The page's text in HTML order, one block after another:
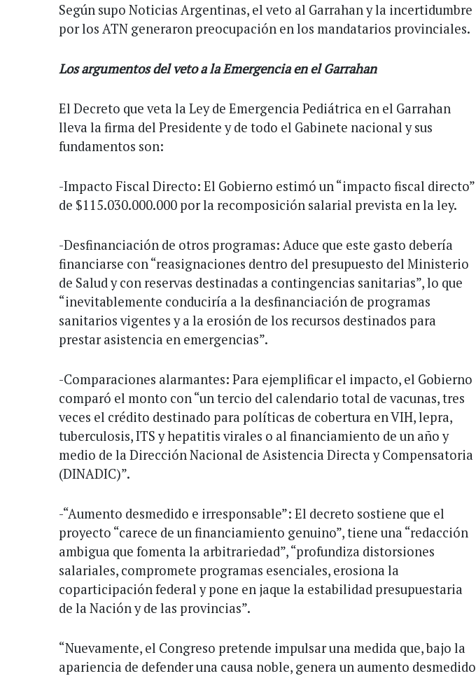
Según supo Noticias Argentinas, el veto al Garrahan y la incertidumbre
por los ATN generaron preocupación en los mandatarios provinciales.
Los argumentos del veto a la Emergencia en el Garrahan
El Decreto que veta la Ley de Emergencia Pediátrica en el Garrahan
lleva la firma del Presidente y de todo el Gabinete nacional y sus
fundamentos son:
-Impacto Fiscal Directo: El Gobierno estimó un “impacto fiscal directo”
de $115.030.000.000 por la recomposición salarial prevista en la ley.
-Desfinanciación de otros programas: Aduce que este gasto debería
financiarse con “reasignaciones dentro del presupuesto del Ministerio
de Salud y con reservas destinadas a contingencias sanitarias”, lo que
“inevitablemente conduciría a la desfinanciación de programas
sanitarios vigentes y a la erosión de los recursos destinados para
prestar asistencia en emergencias”.
-Comparaciones alarmantes: Para ejemplificar el impacto, el Gobierno
comparó el monto con “un tercio del calendario total de vacunas, tres
veces el crédito destinado para políticas de cobertura en VIH, lepra,
tuberculosis, ITS y hepatitis virales o al financiamiento de un año y
medio de la Dirección Nacional de Asistencia Directa y Compensatoria
(DINADIC)”.
-“Aumento desmedido e irresponsable”: El decreto sostiene que el
proyecto “carece de un financiamiento genuino”, tiene una “redacción
ambigua que fomenta la arbitrariedad”, “profundiza distorsiones
salariales, compromete programas esenciales, erosiona la
coparticipación federal y pone en jaque la estabilidad presupuestaria
de la Nación y de las provincias”.
“Nuevamente, el Congreso pretende impulsar una medida que, bajo la
apariencia de defender una causa noble, genera un aumento desmedido